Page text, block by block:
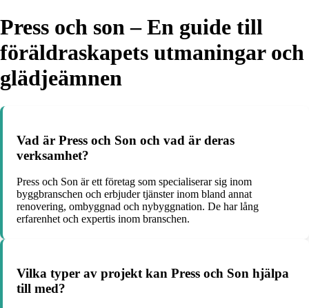
Press och son – En guide till
föräldraskapets utmaningar och
glädjeämnen
Vad är Press och Son och vad är deras
verksamhet?
Press och Son är ett företag som specialiserar sig inom
byggbranschen och erbjuder tjänster inom bland annat
renovering, ombyggnad och nybyggnation. De har lång
erfarenhet och expertis inom branschen.
Vilka typer av projekt kan Press och Son hjälpa
till med?